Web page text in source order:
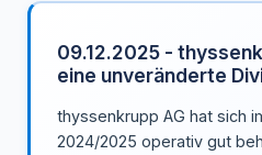
09.12.2025 -
eine unveränderte
thyssenkrupp AG hat sich
2024/2025 operativ gut